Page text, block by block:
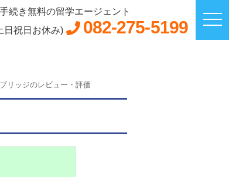
手続き無料の留学エージェント
日祝日お休み)
082-275-5199
リッジのレビュー・評価